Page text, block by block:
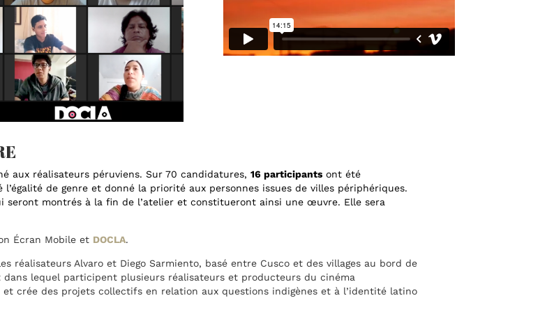
aux réalisateurs péruviens. Sur 70 candidatures, 16 participants ont été
de genre et donné la priorité aux personnes issues de villes périphériques.
seront montrés à la fin de l’atelier et constitueront ainsi une œuvre. Elle sera
Écran Mobile et DOCLA.
réalisateurs Alvaro et Diego Sarmiento, basé entre Cusco et des villages au bord de
dans lequel participent plusieurs réalisateurs et producteurs du cinéma
crée des projets collectifs en relation aux questions indigènes et à l’identité latino